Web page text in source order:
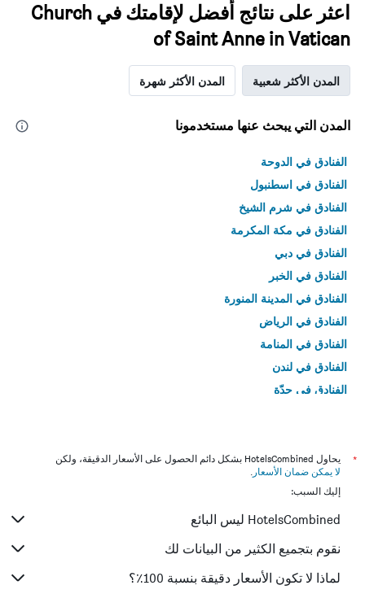
اعثر على نتائج أفضل لإقامتك في Church
of Saint Anne in Vatican
المدن الأكثر شعبية المدن الأكثر شهرة
المدن التي يبحث عنها مستخدمونا
الفنادق في الدوحة
الفنادق في اسطنبول
الفنادق في شرم الشيخ
الفنادق في مكة المكرمة
الفنادق في دبي
الفنادق في الخبر
الفنادق في المدينة المنورة
الفنادق في الرياض
الفنادق في المنامة
الفنادق في لندن
الفنادق في جدّة
*
يحاول HotelsCombined بشكل دائم الحصول على الأسعار الدقيقة، ولكن
لا يمكن ضمان الأسعار .
إليك السبب:
HotelsCombined ليس البائع
نقوم بتجميع الكثير من البيانات لك
لماذا لا تكون الأسعار دقيقة بنسبة 100٪؟